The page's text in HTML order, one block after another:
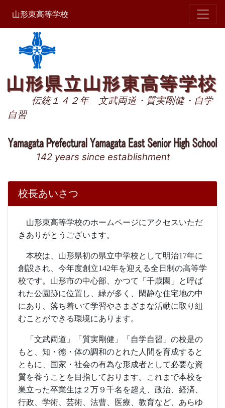
山形東高等学校
伝統１４２年 文武両道・質実剛健・自学
自習
142 years since establishment
校長あいさつ
山形東高等学校のホームページにアクセスいただ
きありがとうございます。
本校は、山形県初の県立中学校として明治17年に
創設され、今年度創立142年を迎える全日制の高等学
校です。山形市の中心部、かつて「千歳園」と呼ば
れた公園跡に位置し、緑が多く、閑静な住宅地の中
にあり、落ち着いて学習やさまざまな活動に取り組
むことができる環境にあります。
「文武両道」「質実剛健」「自学自習」の校是の
もと、知・徳・体の調和のとれた人間を育成すると
ともに、国家・社会の有為な形成者として必要な資
質を養うことを目指しております。これまで本校を
巣立った卒業生は２万９千名を超え、政治、経済、
行政、学術、芸術、法曹、医療、教育など、あらゆ